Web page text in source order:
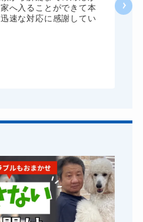
へ入ることができて本
速な対応に感謝してい